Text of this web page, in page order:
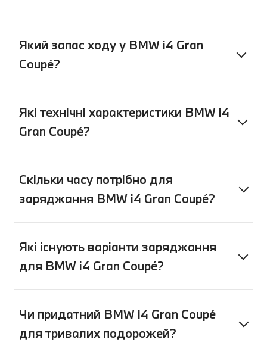
Який запас ходу у BMW i4 Gran
Coupé?
Які технічні характеристики BMW i4
Gran Coupé?
Скільки часу потрібно для
заряджання BMW i4 Gran Coupé?
Які існують варіанти заряджання
для BMW i4 Gran Coupé?
Чи придатний BMW i4 Gran Coupé
для тривалих подорожей?